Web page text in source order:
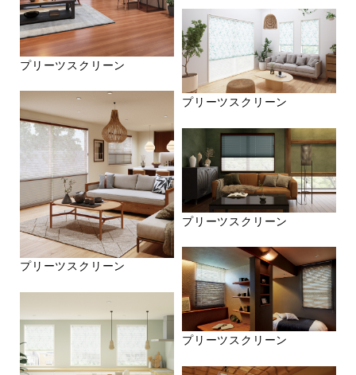
プリーツスクリーン
プリーツスクリーン
プリーツスクリーン
プリーツスクリーン
プリーツスクリーン